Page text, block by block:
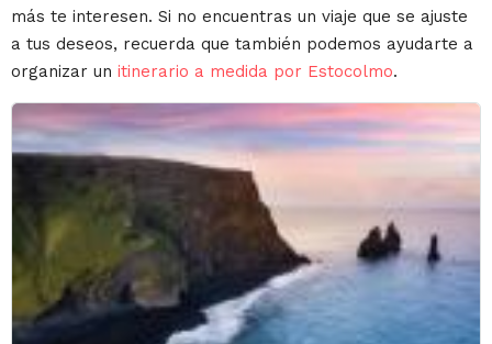
más te interesen. Si no encuentras un viaje que se ajuste
a tus deseos, recuerda que también podemos ayudarte a
organizar un itinerario a medida por Estocolmo.